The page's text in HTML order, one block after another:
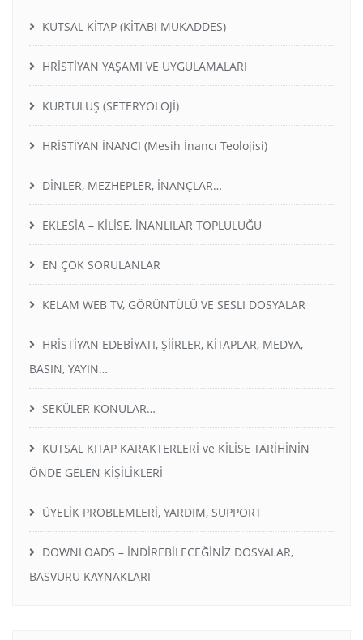
KUTSAL KİTAP (KİTABI MUKADDES)
HRİSTİYAN YAŞAMI VE UYGULAMALARI
KURTULUŞ (SETERYOLOJİ)
HRİSTİYAN İNANCI (Mesih İnancı Teolojisi)
DİNLER, MEZHEPLER, İNANÇLAR…
EKLESİA – KİLİSE, İNANLILAR TOPLULUĞU
EN ÇOK SORULANLAR
KELAM WEB TV, GÖRÜNTÜLÜ VE SESLI DOSYALAR
HRİSTİYAN EDEBİYATI, ŞİİRLER, KİTAPLAR, MEDYA,
BASIN, YAYIN…
SEKÜLER KONULAR…
KUTSAL KITAP KARAKTERLERİ ve KİLİSE TARİHİNİN
ÖNDE GELEN KİŞİLİKLERİ
ÜYELİK PROBLEMLERİ, YARDIM, SUPPORT
DOWNLOADS – İNDİREBİLECEĞİNİZ DOSYALAR,
BASVURU KAYNAKLARI